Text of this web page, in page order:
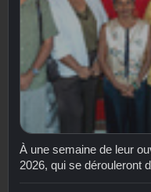
À une semaine de leur
2026, qui se dérouleront